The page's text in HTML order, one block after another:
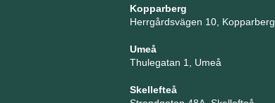
Kopparberg
Herrgårdsvägen 10, Kopparberg
Umeå
Thulegatan 1, Umeå
Skellefteå